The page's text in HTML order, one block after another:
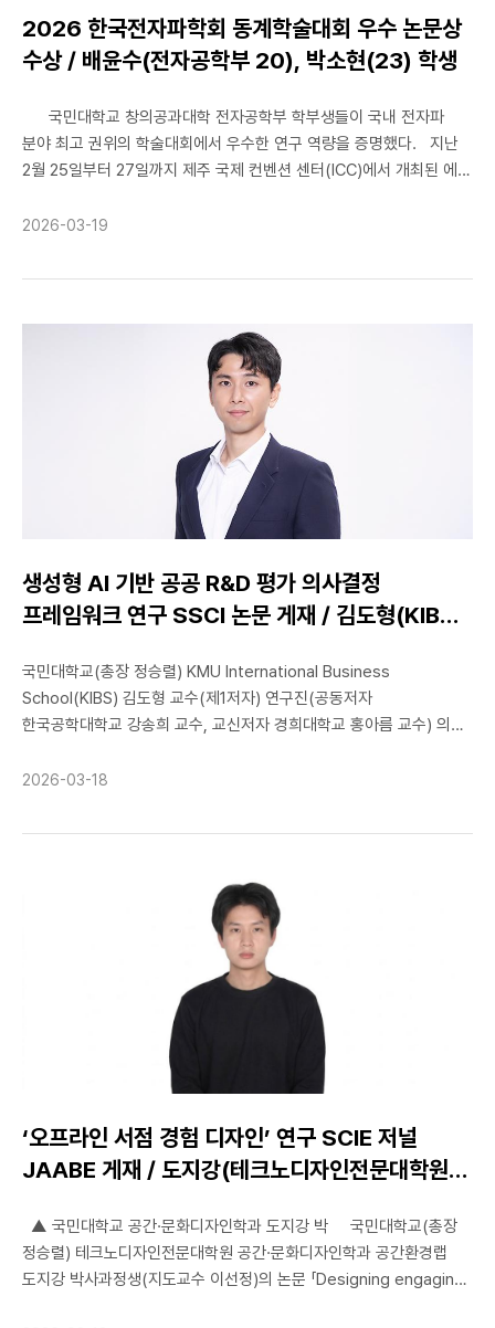
2026 한국전자파학회 동계학술대회 우수 논문상
수상 / 배윤수(전자공학부 20), 박소현(23) 학생
분야 최고 권위의 학술대회에서 우수한 연구 역량을 증명했다. 지난
2월 25일부터 27일까지 제주 국제 컨벤션 센터(ICC)에서 개최된 에서
지도 아래 ‘우수 논문상’을 수상했다. 특히 이번 수상은 학부생
논문 세션’에서 거둔 성과라는 점에서 그 의미가 더욱 남다르다.
이용한 적응형 분산 레이다 스펙트럼 센싱(Adaptive Distributed
Radar Spectrum Sensing using Multiple SDRs and GPU
신호에 대한 실시간 모니터링 수요가 급증하고 있으나, 기존 고성능
장비는 높은 비용과 방대한 데이터 처리로 인한 병목 현상이 고질적인
문제로 지적되어 왔다. 연구팀은 이러한 문제를 해결하기 위해 경량
CA-CFAR 알고리즘, GPU 가속 신호처리, 스펙트럼 스티칭 등의
혁신적 설계를 제안했다. 연구팀은 직접 제작한 하드웨어와 5대의
SDR을 활용하여 100MHz 대역에서 CW(Continuous Wave)
신호를 성공적으로 탐지하며 시스템의 유효성을 검증했다. 특히
구현된 알고리즘은 약 32.7usec의 매우 낮은 처리 지연을 기록하며
실시간 신호 탐지 분야에 적합함을 확인했다. 지도교수인 장병준
고난도 신호처리 기법을 통합해 실제 구동 가능한 시스템을 구현해낸
점이 높게 평가받은 것 같다”며 소감을 전했다.
2026-03-19
생성형 AI 기반 공공 R&D 평가 의사결정
프레임워크 연구 SSCI 논문 게재 / 김도형(KIBS)
국민대학교(총장 정승렬) KMU International Business
School(KIBS) 김도형 교수(제1저자) 연구진(공동저자
한국공학대학교 강송희 교수, 교신저자 경희대학교 홍아름 교수) 의
in strategic decision-making for public R&D interim
(JCR IF 10.9, Top 3% in Management | ABS 3 | ABDC A)에
review)를 통해 연구 진행 상황을 점검하고 지속 여부나 방향 조정을
결정한다. 그러나 기존 평가 방식은 전문가의 주관적 판단에 의존하는
경우가 많아 평가 기준의 일관성 부족, 평가 편향, 대규모 프로젝트
평가의 효율성 문제 등이 지속적으로 제기돼 왔다. 김도형 교수
연구팀은 이러한 한계를 해결하기 위해 생성형 인공지능(Generative
AI)의 활용 가능성을 분석하고, 기술의 실제 성숙도와 이해관계자의
기대 수준 간 차이를 정량적으로 분석하는 ‘MEG(Maturity-
Expectation Gap)’ 프레임워크를 제시했다. 연구팀은 공공 R&D
평가 경험을 보유한 전문가 설문 데이터와 머신러닝 기반 학술문헌
분석을 결합해 기술 기대 수준과 인식된 기술 성숙도를 비교·분석했다.
분석 결과 이해관계자 집단별로 생성형 AI에 대한 기대와 실제 기술
성숙도 인식 사이에 의미 있는 차이가 존재하는 것으로 나타났으며,
낮아지는 경향이 확인됐다. 또한 연구팀은 평가 영역별로 생성형 AI
도입 가능성을 진단하여 기술 적용이 상대적으로 용이한 영역과
추가적인 준비가 필요한 영역을 구분할 수 있음을 제시했다. 이번
2026-03-18
‘오프라인 서점 경험 디자인’ 연구 SCIE 저널
JAABE 게재 / 도지강(테크노디자인전문대학원
정승렬) 테크노디자인전문대학원 공간·문화디자인학과 공간환경랩
도지강 박사과정생(지도교수 이선정)의 논문 「Designing engaging